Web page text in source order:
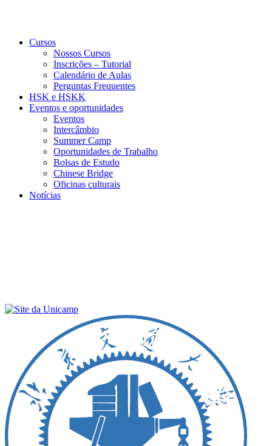
Cursos
Nossos Cursos
Inscrições – Tutorial
Calendário de Aulas
Perguntas Frequentes
HSK e HSKK
Eventos e oportunidades
Eventos
Intercâmbio
Summer Camp
Oportunidades de Trabalho
Bolsas de Estudo
Chinese Bridge
Oficinas culturais
Notícias